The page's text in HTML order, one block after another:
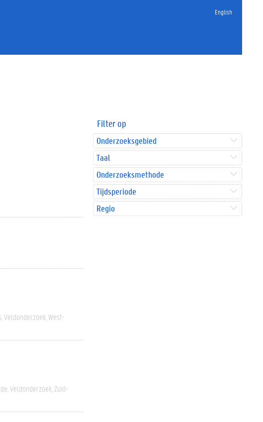
English
Veldonderzoek West-
Veldonderzoek Zuid-
Filter op
Onderzoeksgebied
Taal
Onderzoeksmethode
Tijdsperiode
Regio